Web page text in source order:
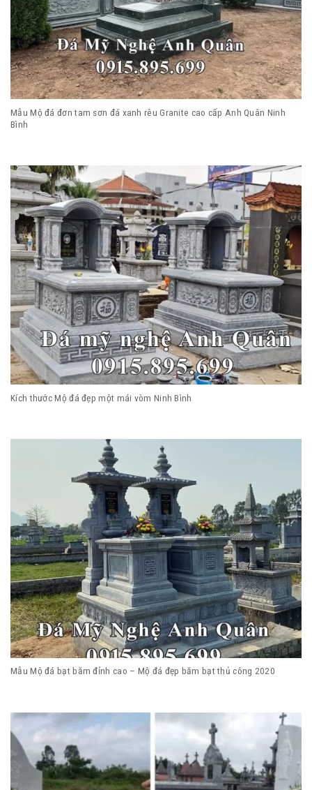
Mẫu Mộ đá đơn tam sơn đá xanh rêu Granite cao cấp Anh Quân Ninh
Bình
Kích thước Mộ đá đẹp một mái vòm Ninh Bình
Mẫu Mộ đá bạt băm đỉnh cao – Mộ đá đẹp băm bạt thủ công 2020